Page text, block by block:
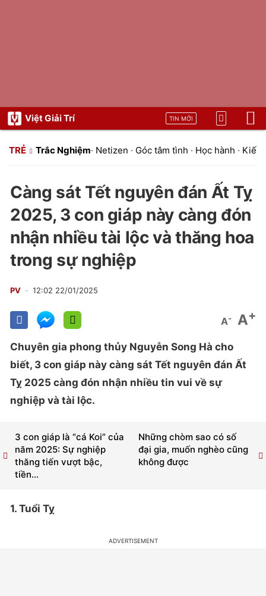
Việt Giải Trí TIN MỚI
TRẺ Trắc Nghiệm· Netizen · Góc tâm tình · Học hành · Kiến
Càng sát Tết nguyên đán Ất Tỵ
2025, 3 con giáp này càng đón
nhận nhiều tài lộc và thăng hoa
trong sự nghiệp
PV 12:02 22/01/2025
A- A+
Chuyên gia phong thủy Nguyễn Song Hà cho
biết, 3 con giáp này càng sát Tết nguyên đán Ất
Tỵ 2025 càng đón nhận nhiều tin vui về sự
nghiệp và tài lộc.
Những chòm sao có số
đại gia, muốn nghèo cũng
không được
3 con giáp là “cá Koi” của
năm 2025: Sự nghiệp
thăng tiến vượt bậc,
tiền...
1. Tuổi Tỵ